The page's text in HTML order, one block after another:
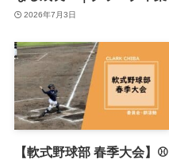
2026年7月3日
【軟式野球部 春季大会】⚾